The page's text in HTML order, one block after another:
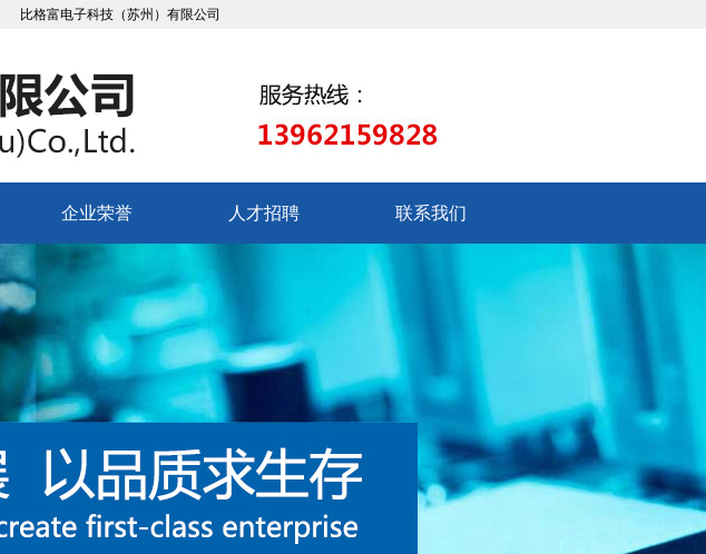
子科技（苏州）有限公司
企业荣誉 人才招聘 联系我们